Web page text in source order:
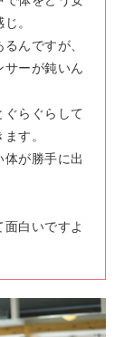
。
んですが、
ーが鈍いん
ぐらぐらして
す。
が勝手に出
白いですよ